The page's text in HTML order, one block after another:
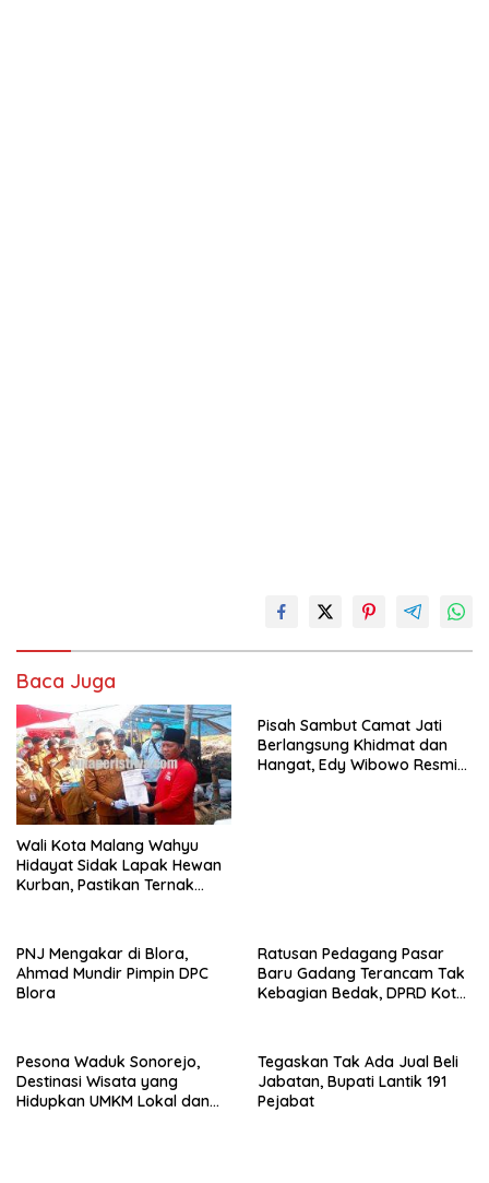
Baca Juga
Wali Kota Malang Wahyu
Hidayat Sidak Lapak Hewan
Kurban, Pastikan Ternak
Pisah Sambut Camat Jati
Berlangsung Khidmat dan
Hangat, Edy Wibowo Resmi
PNJ Mengakar di Blora,
Ahmad Mundir Pimpin DPC
Blora
Ratusan Pedagang Pasar
Baru Gadang Terancam Tak
Kebagian Bedak, DPRD Kota
Pesona Waduk Sonorejo,
Destinasi Wisata yang
Hidupkan UMKM Lokal dan
Tegaskan Tak Ada Jual Beli
Jabatan, Bupati Lantik 191
Pejabat